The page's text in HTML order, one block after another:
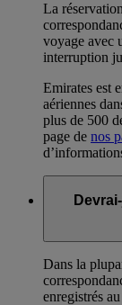
La
voyage avec
interruption
Emirates est
aériennes
plus de 500
page de nos
Dans la
enregistrés